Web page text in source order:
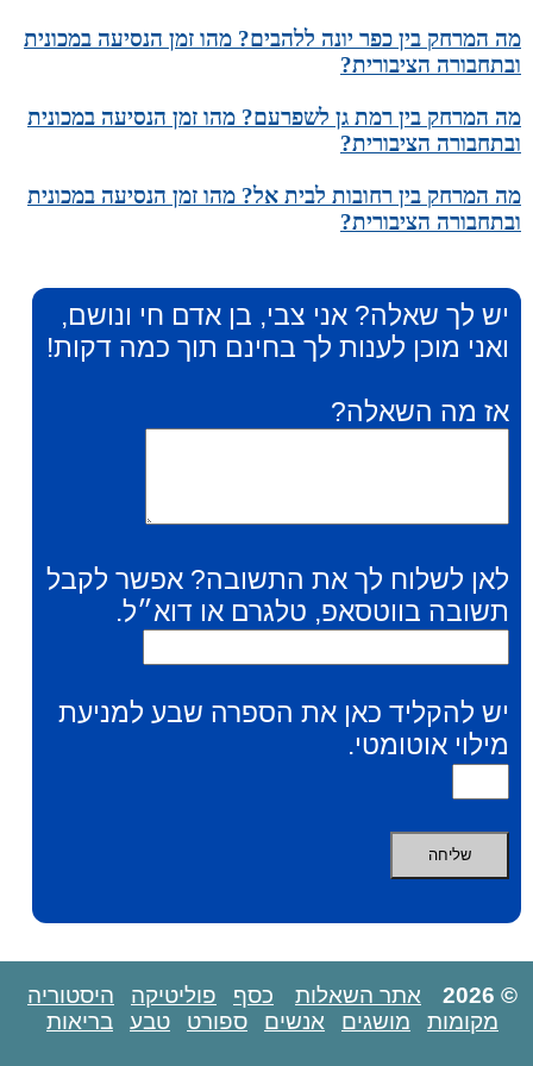
מה המרחק בין כפר יונה ללהבים? מהו זמן הנסיעה במכונית
ובתחבורה הציבורית?
מה המרחק בין רמת גן לשפרעם? מהו זמן הנסיעה במכונית
ובתחבורה הציבורית?
מה המרחק בין רחובות לבית אל? מהו זמן הנסיעה במכונית
ובתחבורה הציבורית?
יש לך שאלה? אני צבי, בן אדם חי ונושם,
ואני מוכן לענות לך בחינם תוך כמה דקות!
אז מה השאלה?
לאן לשלוח לך את התשובה? אפשר לקבל
תשובה בווטסאפ, טלגרם או דוא״ל.
יש להקליד כאן את הספרה שבע למניעת
מילוי אוטומטי.
© 2026 אתר השאלות כסף פוליטיקה
היסטוריה
מקומות
מושגים אנשים ספורט טבע בריאות